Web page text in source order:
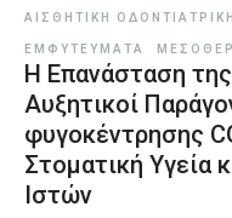
ΑΙΣΘΗΤΙΚΉ ΟΔΟΝΤΙΑΤΡΙΚΉ
ΕΜΦΥΤΕΎΜΑΤΑ
Η Επανάσταση
Αυξητικοί
φυγοκέντρησης
Στοματική Υγεία
Ιστών